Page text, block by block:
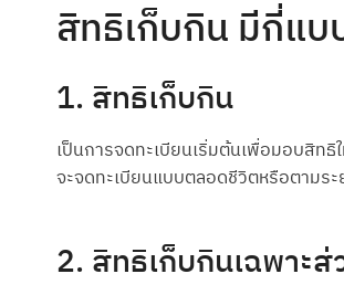
สิทธิเก็บกิน มีกี่แบ
1. สิทธิเก็บกิน
เป็นการจดทะเบียนเริ่มต้นเพื่อมอบสิทธิ
จะจดทะเบียนแบบตลอดชีวิตหรือตามระ
2. สิทธิเก็บกินเฉพาะส่